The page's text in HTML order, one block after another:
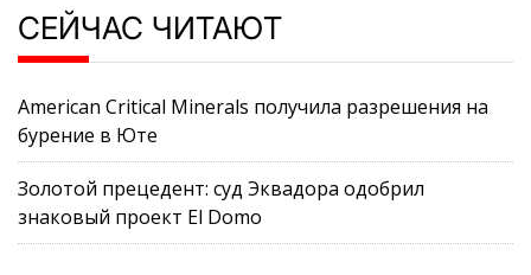
СЕЙЧАС ЧИТАЮТ
American Critical Minerals получила разрешения на
бурение в Юте
Золотой прецедент: суд Эквадора одобрил
знаковый проект El Domo